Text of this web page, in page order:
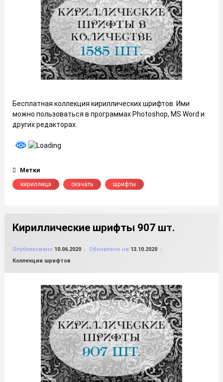
Бесплатная коллекция кириллических шрифтов. Ими
можно пользоваться в программах Photoshop, MS Word и
других редакторах.
Метки
кириллица
скачать шрифты
Кириллические шрифты 907 шт.
Опубликовано 10.06.2020 Обновлено на 13.10.2020
Рубрики:
Коллекции шрифтов